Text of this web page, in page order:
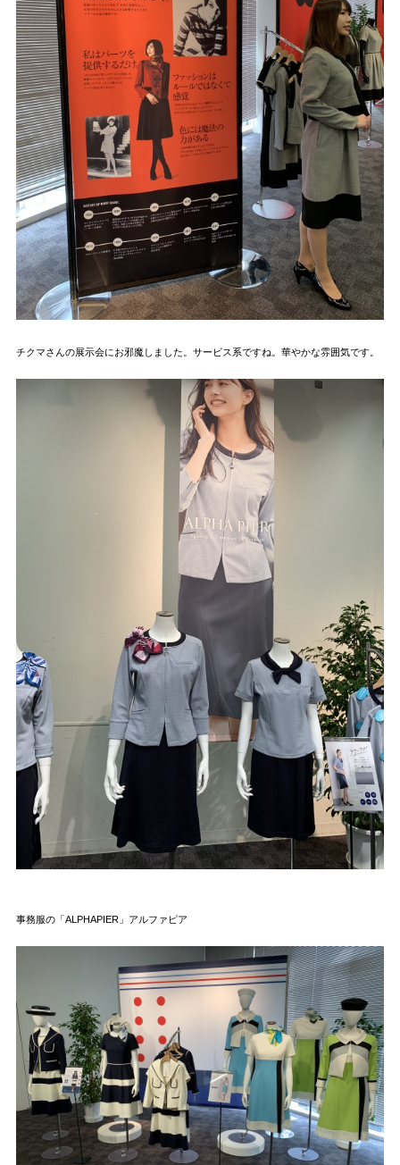
チクマさんの展示会にお邪魔しました。サービス系ですね。華やかな雰囲気です。
事務服の「ALPHAPIER」アルファピア